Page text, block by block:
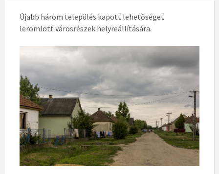
Újabb három település kapott lehetőséget
leromlott városrészek helyreállítására.